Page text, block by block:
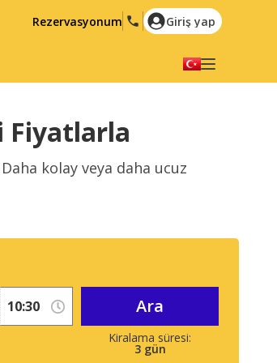
Rezervasyonum Giriş yap
Español
Nederlands
Hrvatski
Fiyatlarla
kolay veya daha ucuz
3 gün
Ara